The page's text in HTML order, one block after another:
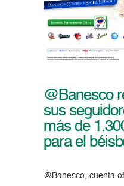
@Banesco
sus
más de
para el
@Banesco, cuenta